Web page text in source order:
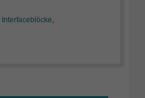
Interfaceblöcke